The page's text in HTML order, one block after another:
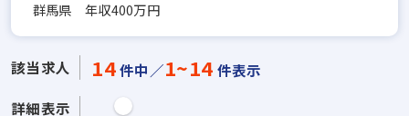
群馬県 年収400万円
該当求人 14件中／1~14 件表示
詳細表示